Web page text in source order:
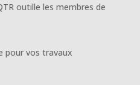
outille les membres de
pour vos travaux